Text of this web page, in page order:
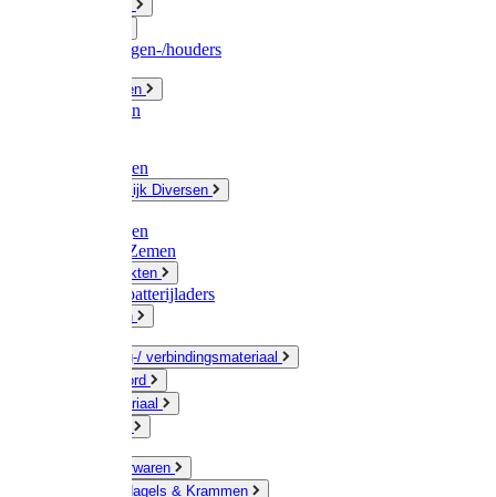
Slangenwagen-/houders
Olie / Vetten
Chemicalien
Plasticzakken
Huishoudelijk Diversen
Zaksluitingen
Sponzen / Zemen
Zeepprodukten
Batterij & batterijladers
Zaklampen
Verpakking-/ verbindingsmateriaal
Touw / Koord
Afdekmateriaal
Kleine ijzerwaren
Spijkers, Nagels & Krammen